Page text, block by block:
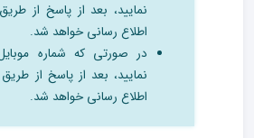
نمایید، بعد از پاسخ از
اطلاع رسانی خواهد شد.
در صورتی که شماره
نمایید، بعد از پاسخ از
اطلاع رسانی خواهد شد.